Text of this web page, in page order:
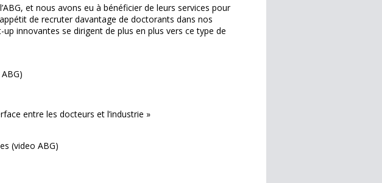
et nous avons eu à bénéficier de leurs services pour
de recruter davantage de doctorants dans nos
innovantes se dirigent de plus en plus vers ce type de
entre les docteurs et l’industrie »
(video ABG)